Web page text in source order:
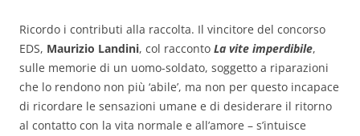
Ricordo i contributi alla raccolta. Il vincitore del concorso
EDS, Maurizio Landini, col racconto La vite imperdibile,
sulle memorie di un uomo-soldato, soggetto a riparazioni
che lo rendono non più ‘abile’, ma non per questo incapace
di ricordare le sensazioni umane e di desiderare il ritorno
al contatto con la vita normale e all’amore – s’intuisce